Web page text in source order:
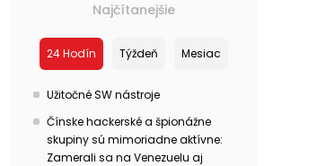
Najčítanejšie
24 Hodín Týždeň Mesiac
Užitočné SW nástroje
Čínske hackerské a špionážne
skupiny sú mimoriadne aktívne:
Zamerali sa na Venezuelu aj